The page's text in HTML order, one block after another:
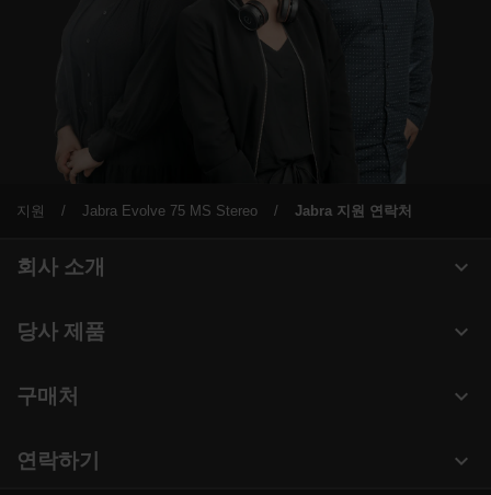
지원 Jabra Evolve 75 MS Stereo Jabra 지원 연락처
expand_more
회사 소개
의 지속 가능성
새 소식 및 보도자료
expand_more
당사 제품
회의실 카메라
expand_more
구매처
expand_more
연락하기